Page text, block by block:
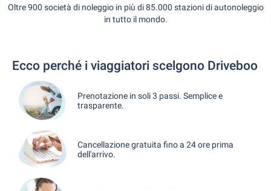
Oltre 900 società di noleggio in più di 85.000 stazioni di autonoleggio
in tutto il mondo.
Ecco perché i viaggiatori scelgono Driveboo
Prenotazione in soli 3 passi. Semplice e
trasparente.
Cancellazione gratuita fino a 24 ore prima
dell'arrivo.